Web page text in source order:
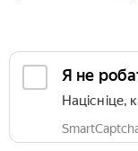
Я не
Націсніце,